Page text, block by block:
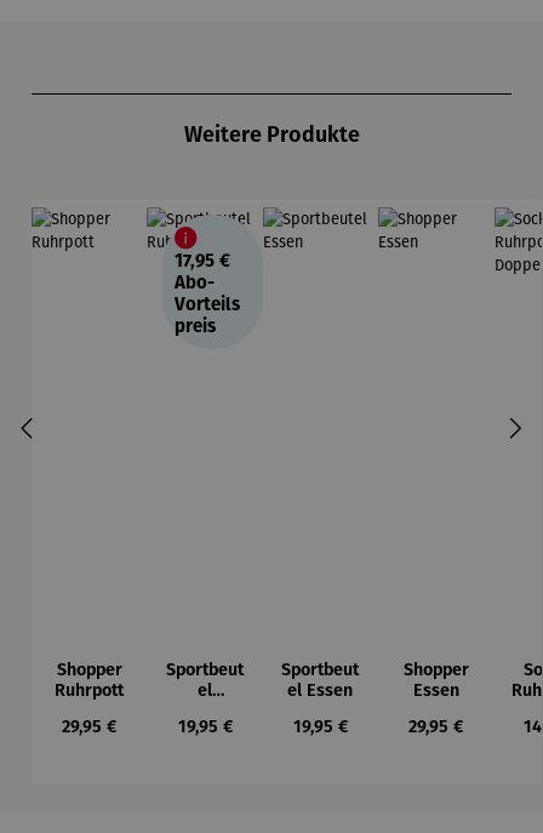
Weitere Produkte
Shopper
Ruhrpott
Regulärer Preis:
29,95 €
17,95 €
Abo-
Vorteils
preis
Sportbeut
el
Regulärer Preis:
19,95 €
Sportbeut
el Essen
Regulärer Preis:
19,95 €
Shopper
Essen
Regulärer Preis:
29,95 €